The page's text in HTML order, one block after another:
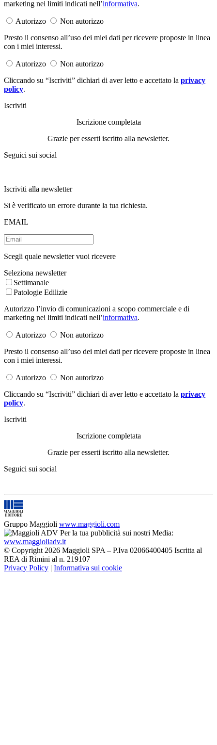
marketing nei limiti indicati nell’informativa.
Autorizzo
Non autorizzo
Presto il consenso all’uso dei miei dati per ricevere proposte in linea
con i miei interessi.
Autorizzo
Non autorizzo
Cliccando su “Iscriviti” dichiari di aver letto e accettato la privacy
policy.
Iscriviti
Iscrizione completata
Grazie per esserti iscritto alla newsletter.
Seguici sui social
Iscriviti alla newsletter
Si è verificato un errore durante la tua richiesta.
EMAIL
Scegli quale newsletter vuoi ricevere
Seleziona newsletter
Settimanale
Patologie Edilizie
Autorizzo l’invio di comunicazioni a scopo commerciale e di
marketing nei limiti indicati nell’informativa.
Autorizzo
Non autorizzo
Presto il consenso all’uso dei miei dati per ricevere proposte in linea
con i miei interessi.
Autorizzo
Non autorizzo
Cliccando su “Iscriviti” dichiari di aver letto e accettato la privacy
policy.
Iscriviti
Iscrizione completata
Grazie per esserti iscritto alla newsletter.
Seguici sui social
Gruppo Maggioli www.maggioli.com
Per la tua pubblicità sui nostri Media:
www.maggioliadv.it
© Copyright 2026 Maggioli SPA – P.Iva 02066400405 Iscritta al
REA di Rimini al n. 219107
Privacy Policy | Informativa sui cookie